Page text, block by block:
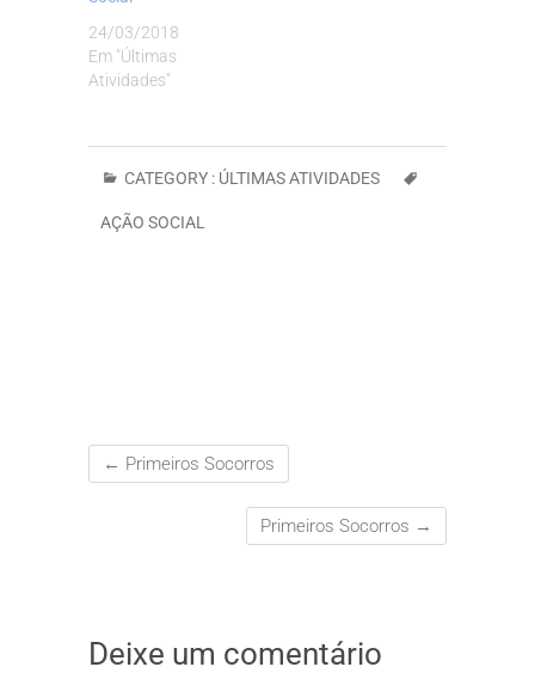
24/03/2018
Em "Últimas
Atividades"
CATEGORY : ÚLTIMAS ATIVIDADES
AÇÃO SOCIAL
← Primeiros Socorros
Primeiros Socorros →
Deixe um comentário